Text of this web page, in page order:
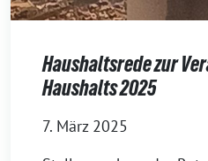
Haushaltsrede zur
Haushalts 2025
7. März 2025